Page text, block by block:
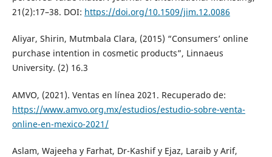
21(2):17–38. DOI: https://doi.org/10.1509/jim.12.0086
Aliyar, Shirin, Mutmbala Clara, (2015) “Consumers’ online
purchase intention in cosmetic products”, Linnaeus
University. (2) 16.3
AMVO, (2021). Ventas en línea 2021. Recuperado de:
https://www.amvo.org.mx/estudios/estudio-sobre-venta-
online-en-mexico-2021/
Aslam, Wajeeha y Farhat, Dr-Kashif y Ejaz, Laraib y Arif,